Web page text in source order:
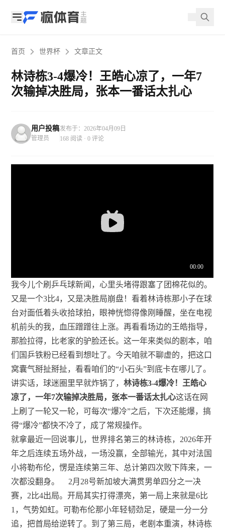
首页 世界杯 文章正文
林诗栋3-4爆冷！王皓心凉了，一年7
次输掉决胜局，张本一番话太扎心
用户投稿
管理员
发布于：2026年04月09日
168 阅读 · 0 评论
我今儿个刷乒乓球新闻，心里头堵得跟塞了团棉花似的。
又是一个3比4，又是决胜局崩盘！看着林诗栋那小子在球
台对面低着头收拾球拍，眼神恍惚得像刚睡醒，坐在电视
机前头的我，血压蹭蹭往上涨。再看看场边的王皓指导，
那脸拉得，比老家的驴脸还长。这一年来类似的剧本，咱
们国乒铁粉已经看到想吐了。今天咱就不聊虚的，把这口
窝囊气掰扯掰扯，看看咱们的“小石头”到底卡在哪儿了。
讲实话，球迷圈里早就炸锅了，林诗栋3-4爆冷！王皓心
凉了，一年7次输掉决胜局，张本一番话太扎心这话在网
上刷了一轮又一轮，可每次“爆冷”之后，下次还能爆，搞
得“爆冷”都快不冷了，成了常规操作。
就拿最近一回说事儿，世界排名第三的林诗栋，2026年开
年之后连续五场外战，一场没赢，全部输光，其中对法国
小将勒布伦，愣是连续第三年、总计第四次败下阵来，一
次都没翻身。
2月28号新加坡大满贯男单四分之一决
赛，2比4出局。开局其实打得漂亮，第一局上来就是6比
1，气势如虹。可勒布伦那小年轻韧劲足，硬是一分一分
追，把首局给逆转了。到了第三局，老剧本重演，林诗栋